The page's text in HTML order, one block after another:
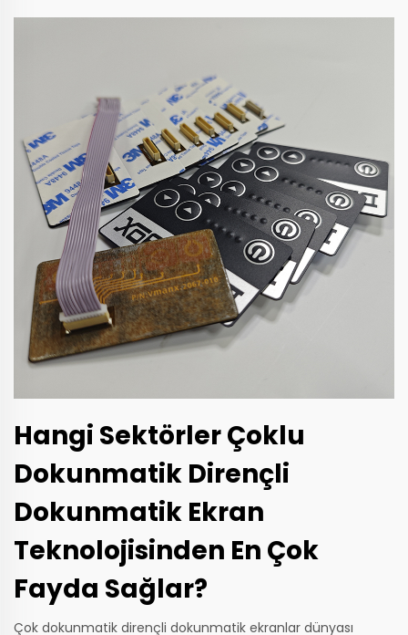
Hangi Sektörler Çoklu
Dokunmatik Dirençli
Dokunmatik Ekran
Teknolojisinden En Çok
Fayda Sağlar?
Çok dokunmatik dirençli dokunmatik ekranlar dünyası